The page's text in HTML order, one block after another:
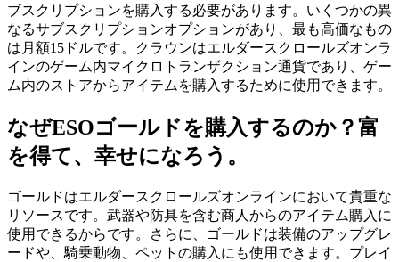
ブスクリプションを購入する必要があります。いくつかの異
なるサブスクリプションオプションがあり、最も高価なもの
は月額15ドルです。クラウンはエルダースクロールズオンラ
インのゲーム内マイクロトランザクション通貨であり、ゲー
ム内のストアからアイテムを購入するために使用できます。
なぜESOゴールドを購入するのか？富
を得て、幸せになろう。
ゴールドはエルダースクロールズオンラインにおいて貴重な
リソースです。武器や防具を含む商人からのアイテム購入に
使用できるからです。さらに、ゴールドは装備のアップグレ
ードや、騎乗動物、ペットの購入にも使用できます。プレイ